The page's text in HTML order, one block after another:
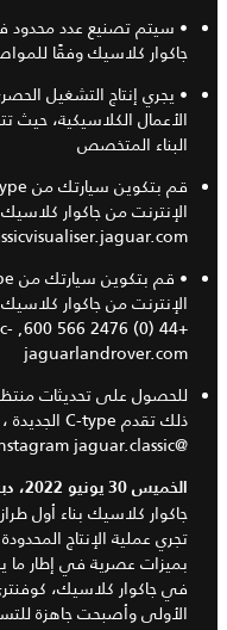
جاكوار كلاسيك وفقًا
• يجري إنتاج التشغيل
البناء المتخصص
الإنترنت من جاكوار
الإنترنت من جاكوار
jaguarlandrover.com
للحصول على تحديثات
ذلك تقدم C-type الجديدة ، تابع الحساب الرسمي
@jaguar.classic
الخميس 30 يونيو 2022، دبي، الإمارات العربية المتحدة:
تجري عملية الإنتاج
بميزات عصرية في إطار ما
في جاكوار كلاسيك،
الأولى وأصبحت جاهزة